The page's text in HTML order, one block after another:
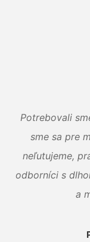
Potrebovali
sme sa pre
neľutujeme,
odborníci s
a